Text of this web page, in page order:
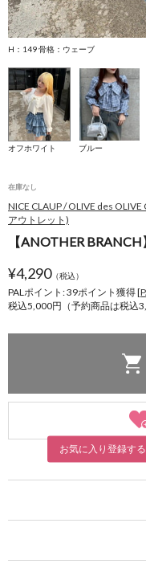
H：149 骨格：ウェーブ
オフホワイト ブルー
在庫なし
NICE CLAUP / OLIVE des
アウトレット)
【ANOTHER
¥4,290（税込）
PALポイント: 39ポイント獲得 [
税込5,000円（予約商品は税込
お気に入り登録す